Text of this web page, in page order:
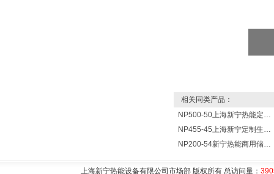
相关同类产品：
NP500-50上海新宁热能定制各式不锈钢水箱容器
NP455-45上海新宁定制生产各式不锈钢容器
NP200-54新宁热能商用储水式电热水器V=200升N=54千瓦
上海新宁热能设备有限公司市场部 版权所有 总访问量：